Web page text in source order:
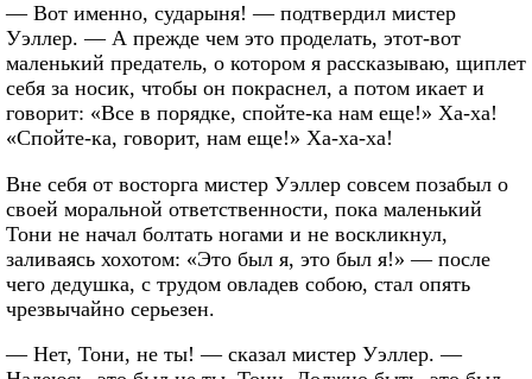
— Вот именно, сударыня! — подтвердил мистер
Уэллер. — А прежде чем это проделать, этот-вот
маленький предатель, о котором я рассказываю, щиплет
себя за носик, чтобы он покраснел, а потом икает и
говорит: «Все в порядке, спойте-ка нам еще!» Ха-ха!
«Спойте-ка, говорит, нам еще!» Ха-ха-ха!
Вне себя от восторга мистер Уэллер совсем позабыл о
своей моральной ответственности, пока маленький
Тони не начал болтать ногами и не воскликнул,
заливаясь хохотом: «Это был я, это был я!» — после
чего дедушка, с трудом овладев собою, стал опять
чрезвычайно серьезен.
— Нет, Тони, не ты! — сказал мистер Уэллер. —